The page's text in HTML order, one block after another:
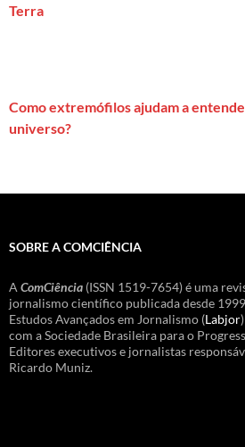
Terra
Como extremófilos ajudam a
universo?
SOBRE A COMCIÊNCIA
A ComCiência (ISSN 1519-7654) é uma
jornalismo científico publicada desde
Estudos Avançados em Jornalismo (Labjor
com a Sociedade Brasileira para o
Editores executivos e jornalistas
Ricardo Muniz.